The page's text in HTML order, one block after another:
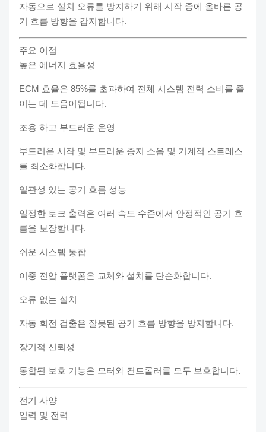
자동으로 설치 오류를 방지하기 위해 시작 중에 올바른 공
기 흐름 방향을 감지합니다.
주요 이점
높은 에너지 효율성
ECM 효율은 85%를 초과하여 전체 시스템 전력 소비를 줄
이는 데 도움이됩니다.
조용 하고 부드러운 운영
부드러운 시작 및 부드러운 중지 소음 및 기계적 스트레스
를 최소화합니다.
일관성 있는 공기 흐름 성능
일정한 토크 출력은 여러 속도 수준에서 안정적인 공기 흐
름을 보장합니다.
쉬운 시스템 통합
이중 전압 플랫폼은 교체와 설치를 단순화합니다.
오류 없는 설치
자동 회전 검출은 잘못된 공기 흐름 방향을 방지합니다.
장기적 신뢰성
통합된 보호 기능은 모터와 컨트롤러를 모두 보호합니다.
전기 사양
입력 및 전력